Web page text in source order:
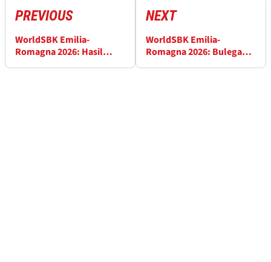
PREVIOUS
WorldSBK Emilia-
Romagna 2026: Hasil
NEXT
WorldSBK Emilia-
Romagna 2026: Bulega